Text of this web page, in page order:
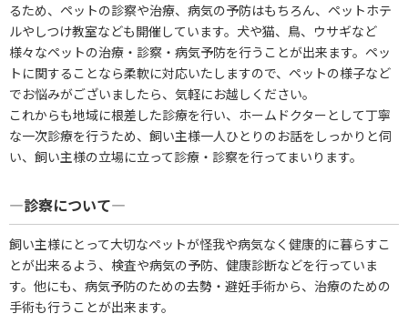
るため、ペットの診察や治療、病気の予防はもちろん、ペットホテ
ルやしつけ教室なども開催しています。犬や猫、鳥、ウサギなど
様々なペットの治療・診察・病気予防を行うことが出来ます。ペッ
トに関することなら柔軟に対応いたしますので、ペットの様子など
でお悩みがございましたら、気軽にお越しください。
これからも地域に根差した診療を行い、ホームドクターとして丁寧
な一次診療を行うため、飼い主様一人ひとりのお話をしっかりと伺
い、飼い主様の立場に立って診療・診察を行ってまいります。
―診察について―
飼い主様にとって大切なペットが怪我や病気なく健康的に暮らすこ
とが出来るよう、検査や病気の予防、健康診断などを行っていま
す。他にも、病気予防のための去勢・避妊手術から、治療のための
手術も行うことが出来ます。